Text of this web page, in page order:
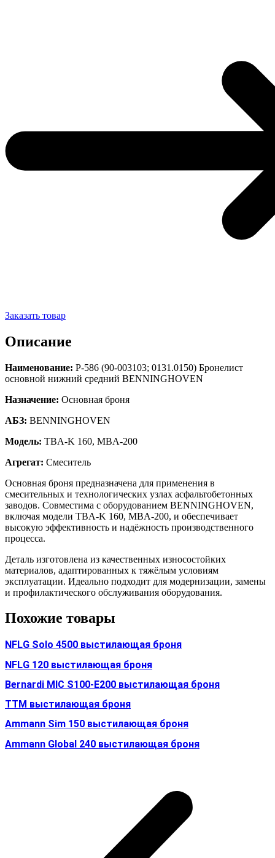
Заказать товар
Описание
Наименование: Р-586 (90-003103; 0131.0150) Бронелист
основной нижний средний BENNINGHOVEN
Назначение: Основная броня
АБЗ: BENNINGHOVEN
Модель: TBA-K 160, MBA-200
Агрегат: Смеситель
Основная броня предназначена для применения в
смесительных и технологических узлах асфальтобетонных
заводов. Совместима с оборудованием BENNINGHOVEN,
включая модели TBA-K 160, MBA-200, и обеспечивает
высокую эффективность и надёжность производственного
процесса.
Деталь изготовлена из качественных износостойких
материалов, адаптированных к тяжёлым условиям
эксплуатации. Идеально подходит для модернизации, замены
и профилактического обслуживания оборудования.
Похожие товары
NFLG Solo 4500 выстилающая броня
NFLG 120 выстилающая броня
Bernardi MIC S100-E200 выстилающая броня
TTM выстилающая броня
Ammann Sim 150 выстилающая броня
Ammann Global 240 выстилающая броня